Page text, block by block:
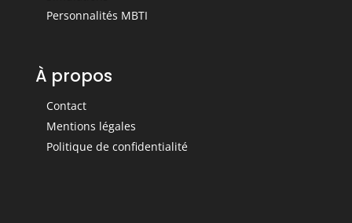
Personnalités MBTI
À propos
Contact
Mentions légales
Politique de confidentialité